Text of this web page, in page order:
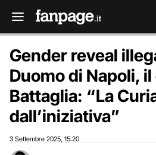
Gender reveal
Duomo di Napoli,
Battaglia: “La
dall’iniziativa”
3 Settembre 2025 15:20